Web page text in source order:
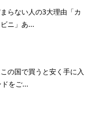
らない人の3大理由「カ
ニ」あ...
の国で買うと安く手に入
をご...